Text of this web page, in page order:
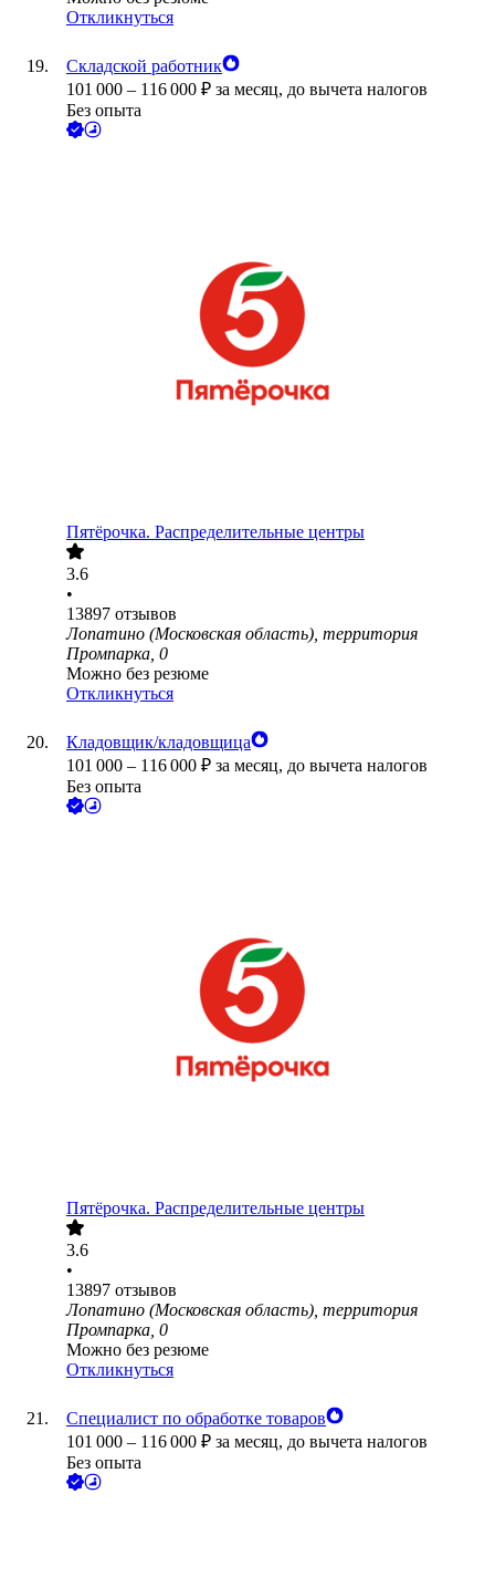
Откликнуться
Складской работник
101 000 – 116 000 ₽ за месяц, до вычета налогов
Без опыта
Пятёрочка. Распределительные центры
3.6
•
13897 отзывов
Лопатино (Московская область), территория
Промпарка, 0
Можно без резюме
Откликнуться
Кладовщик/кладовщица
101 000 – 116 000 ₽ за месяц, до вычета налогов
Без опыта
Пятёрочка. Распределительные центры
3.6
•
13897 отзывов
Лопатино (Московская область), территория
Промпарка, 0
Можно без резюме
Откликнуться
Специалист по обработке товаров
101 000 – 116 000 ₽ за месяц, до вычета налогов
Без опыта